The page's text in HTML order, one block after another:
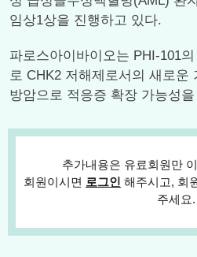
임상1상을 진행하고 있다.
파로스아이바이오는 PHI-101
로 CHK2 저해제로서의 새로운
방암으로 적응증 확장 가능성
추가내용은 유료회원만
회원이시면 로그인 해주시고, 회
주세요.